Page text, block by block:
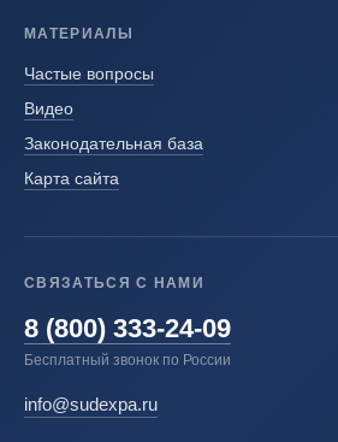
МАТЕРИАЛЫ
Частые вопросы
Видео
Законодательная база
Карта сайта
СВЯЗАТЬСЯ С НАМИ
8 (800) 333-24-09
Бесплатный звонок по России
info@sudexpa.ru